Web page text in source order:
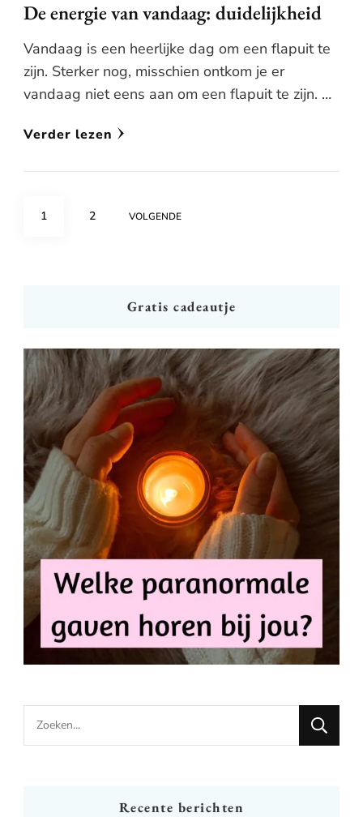
De energie van vandaag: duidelijkheid
Vandaag is een heerlijke dag om een flapuit te
zijn. Sterker nog, misschien ontkom je er
vandaag niet eens aan om een flapuit te zijn. …
Verder lezen
Berichten
PAGE
1 PAGE
2 VOLGENDE
Gratis cadeautje
Looking
for
Recente berichten